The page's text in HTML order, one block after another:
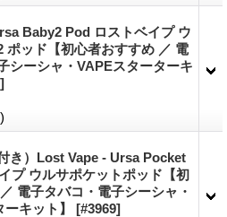
Baby2 Pod ロストベイプ ウ
ポッド【初心者おすすめ ／ 電
シーシャ・VAPEスターターキ
き）Lost Vape - Ursa Pocket
プ ウルサポケットポッド【初
電子タバコ・電子シーシャ・
キット】 [#3969]